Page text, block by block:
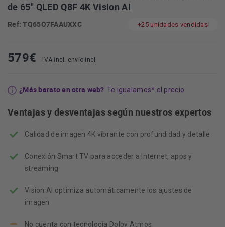
de 65" QLED Q8F 4K Vision AI
Ref: TQ65Q7FAAUXXC +25 unidades vendidas
579€ IVA incl. envío incl.
¿Más barato en otra web? Te igualamos* el precio
Ventajas y desventajas según nuestros expertos
Calidad de imagen 4K vibrante con profundidad y detalle
Conexión Smart TV para acceder a Internet, apps y
streaming
Vision AI optimiza automáticamente los ajustes de
imagen
No cuenta con tecnología Dolby Atmos